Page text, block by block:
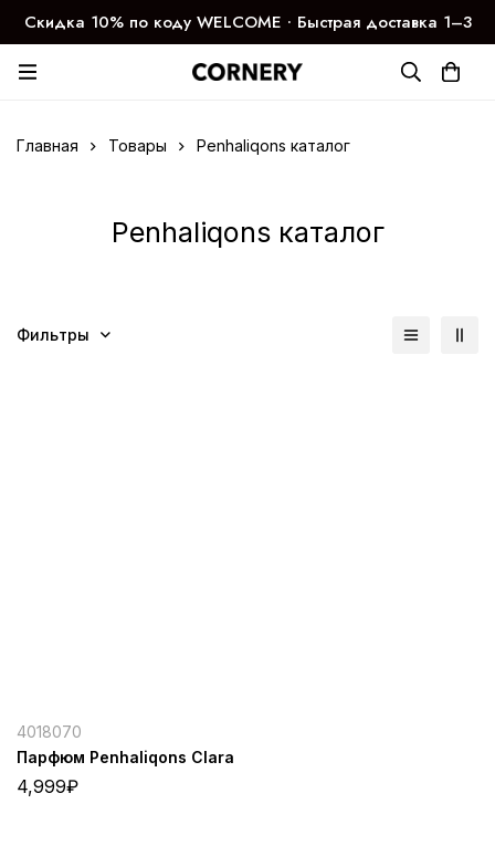
Скидка 10% по коду WELCOME ∙ Быстрая доставка 1–3
дня
Главная Товары Penhaliqons каталог
Penhaliqons каталог
Фильтры
4018070
Парфюм Penhaliqons Clara
4,999₽